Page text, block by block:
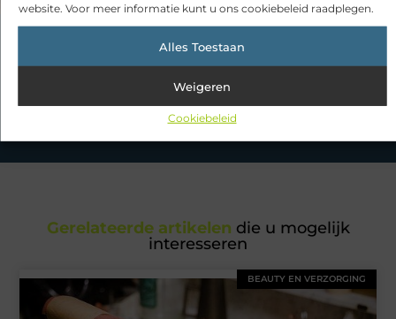
website. Voor meer informatie kunt u ons cookiebeleid raadplegen.
Alles Toestaan
Weigeren
Cookiebeleid
Had je deze artikelen al bekeken?
Ontdek de boeiende en interessante verhalen die wij voor je in
onderwerpen en blijf op de hoogte!
Gerelateerde artikelen die u mogelijk
interesseren
BEAUTY EN VERZORGING